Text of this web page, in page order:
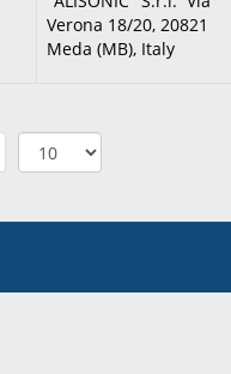
Verona 18/20, 20821
Meda (MB), Italy